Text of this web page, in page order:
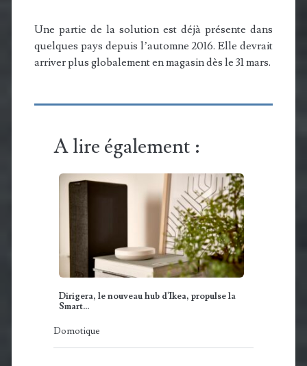
Une partie de la solution est déjà présente dans
quelques pays depuis l’automne 2016. Elle devrait
arriver plus globalement en magasin dès le 31 mars.
A lire également :
Dirigera, le nouveau hub d'Ikea, propulse la
Smart…
Domotique